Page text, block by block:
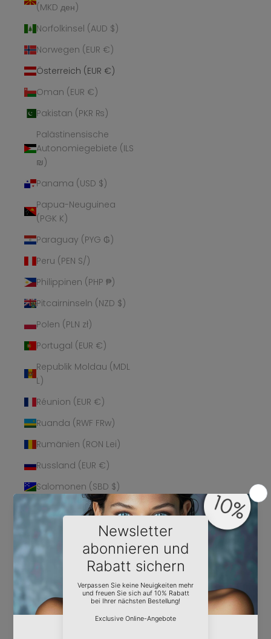
(MKD ден)
Norfolkinsel (AUD $)
Norwegen (EUR €)
Österreich (EUR €)
Oman (EUR €)
Pakistan (PKR ₨)
Palästinensische
Autonomiegebiete (ILS
₪)
Panama (USD $)
Papua-Neuguinea
(PGK K)
Paraguay (PYG ₲)
Peru (PEN S/)
Philippinen (PHP ₱)
Pitcairninseln (NZD $)
Polen (PLN zł)
Portugal (EUR €)
Republik Moldau (MDL
L)
Réunion (EUR €)
Ruanda (RWF FRw)
Rumänien (RON Lei)
Russland (EUR €)
Salomonen (SBD $)
Sambia (EUR €)
Samoa (WST T)
San Marino (EUR €)
São Tomé und
Príncipe (STD Db)
Saudi-Arabien (SAR